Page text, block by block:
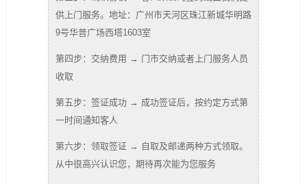
供上门服务。地址：广州市天河区珠江新城华明路
9号华普广场西塔1603室
第四步：交纳费用 → 门市交纳或者上门服务人员
收取
第五步：签证成功 → 成功签证后，按约定方式第
一时间通知客人
第六步：领取签证 → 自取及邮递两种方式领取。
从中很高兴认识您，期待再次能为您服务